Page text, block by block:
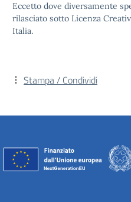
Eccetto dove diversamente
rilasciato sotto Licenza
Italia.
Stampa / Condividi